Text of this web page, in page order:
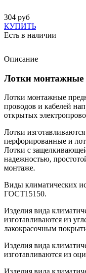
304 руб
КУПИТЬ
Есть в наличии
Описание
Лотки
Лотки монтажные
проводов и кабелей
открытых
Лотки
перфорированные и
Лотки с
надежностью,
монтаже.
Виды климатических
ГОСТ15150.
Изделия вида
изготавливаются из
лакокрасочным
Изделия вида
изготавливаются из